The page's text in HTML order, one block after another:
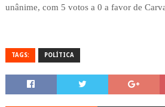
unânime, com 5 votos a 0 a favor de
TAGS: POLÍTICA